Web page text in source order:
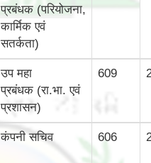
प्रबंधक (परियोजना,
कार्मिक एवं
सतर्कता)
उप महा
प्रबंधक (रा.भा. एवं
प्रशासन)
609
कंपनी सचिव 606